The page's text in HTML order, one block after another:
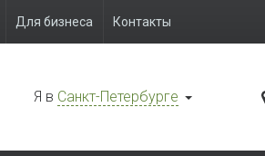
Для бизнеса Контакты
Я в Санкт-Петербурге